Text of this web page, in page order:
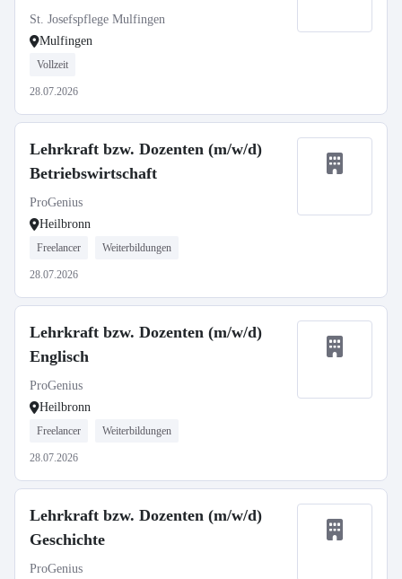
St. Josefspflege Mulfingen
Mulfingen
Vollzeit
28.07.2026
Lehrkraft bzw. Dozenten (m/w/d)
Betriebswirtschaft
ProGenius
Heilbronn
Freelancer Weiterbildungen
28.07.2026
Lehrkraft bzw. Dozenten (m/w/d)
Englisch
ProGenius
Heilbronn
Freelancer Weiterbildungen
28.07.2026
Lehrkraft bzw. Dozenten (m/w/d)
Geschichte
ProGenius